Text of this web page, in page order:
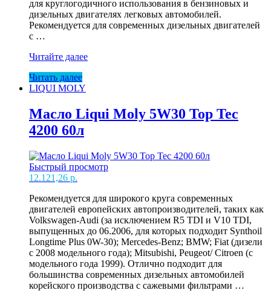
для круглогодичного использования в бензиновых и
дизельных двигателях легковых автомобилей.
Рекомендуется для современных дизельных двигателей
с …
Масло
Moly
5W30
Tec
4600
5л
Читайте далее
Читать далее
LIQUI MOLY
Масло Liqui Moly 5W30 Top Tec
4200 60л
Быстрый просмотр
12.121,26 р.
Рекомендуется для широкого круга современных
двигателей европейских автопроизводителей, таких как
Volkswagen-Audi (за исключением R5 TDI и V10 TDI,
выпущенных до 06.2006, для которых подходит Synthoil
Longtime Plus 0W-30); Mercedes-Benz; BMW; Fiat (дизели
с 2008 модельного года); Mitsubishi, Peugeot/ Citroen (с
модельного года 1999). Отлично подходит для
большинства современных дизельных автомобилей
корейского производства с сажевыми фильтрами …